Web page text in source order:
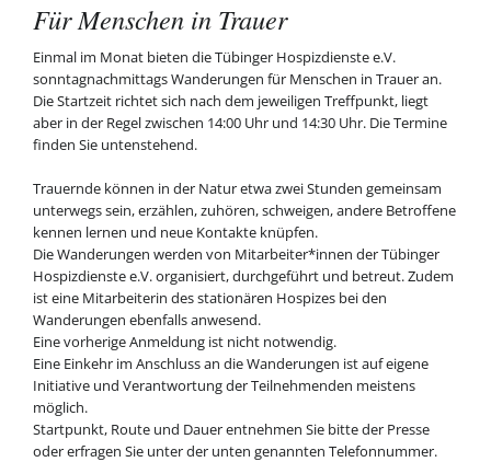
Für Menschen in Trauer
Einmal im Monat bieten die Tübinger Hospizdienste e.V.
sonntagnachmittags Wanderungen für Menschen in Trauer an.
Die Startzeit richtet sich nach dem jeweiligen Treffpunkt, liegt
aber in der Regel zwischen 14:00 Uhr und 14:30 Uhr. Die Termine
finden Sie untenstehend.
Trauernde können in der Natur etwa zwei Stunden gemeinsam
unterwegs sein, erzählen, zuhören, schweigen, andere Betroffene
kennen lernen und neue Kontakte knüpfen.
Die Wanderungen werden von Mitarbeiter*innen der Tübinger
Hospizdienste e.V. organisiert, durchgeführt und betreut. Zudem
ist eine Mitarbeiterin des stationären Hospizes bei den
Wanderungen ebenfalls anwesend.
Eine vorherige Anmeldung ist nicht notwendig.
Eine Einkehr im Anschluss an die Wanderungen ist auf eigene
Initiative und Verantwortung der Teilnehmenden meistens
möglich.
Startpunkt, Route und Dauer entnehmen Sie bitte der Presse
oder erfragen Sie unter der unten genannten Telefonnummer.